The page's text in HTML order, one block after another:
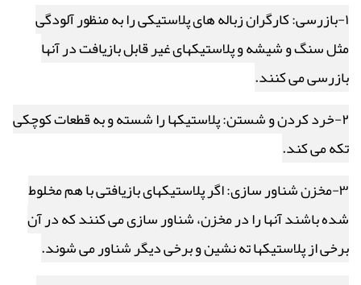
۱-بازرسی: کارگران زباله های پلاستیکی را به منظور آلودگی
مثل سنگ و شیشه و پلاستیکهای غیر قابل بازیافت در آنها
بازرسی می کنند.
۲-خرد کردن و شستن: پلاستیکها را شسته و به قطعات کوچکی
تکه می کند.
۳-مخزن شناور سازی: اگر پلاستیکهای بازیافتی با هم مخلوط
شده باشند آنها را در مخزن، شناور سازی می کنند که در آن
برخی از پلاستیکها ته نشین و برخی دیگر شناور می شوند.